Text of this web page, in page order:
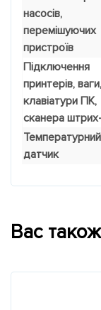
Вас
насосів,
перемішуючих
пристроїв
Підключення
принтерів,
клавіатури ПК,
сканера
Температурний
датчик